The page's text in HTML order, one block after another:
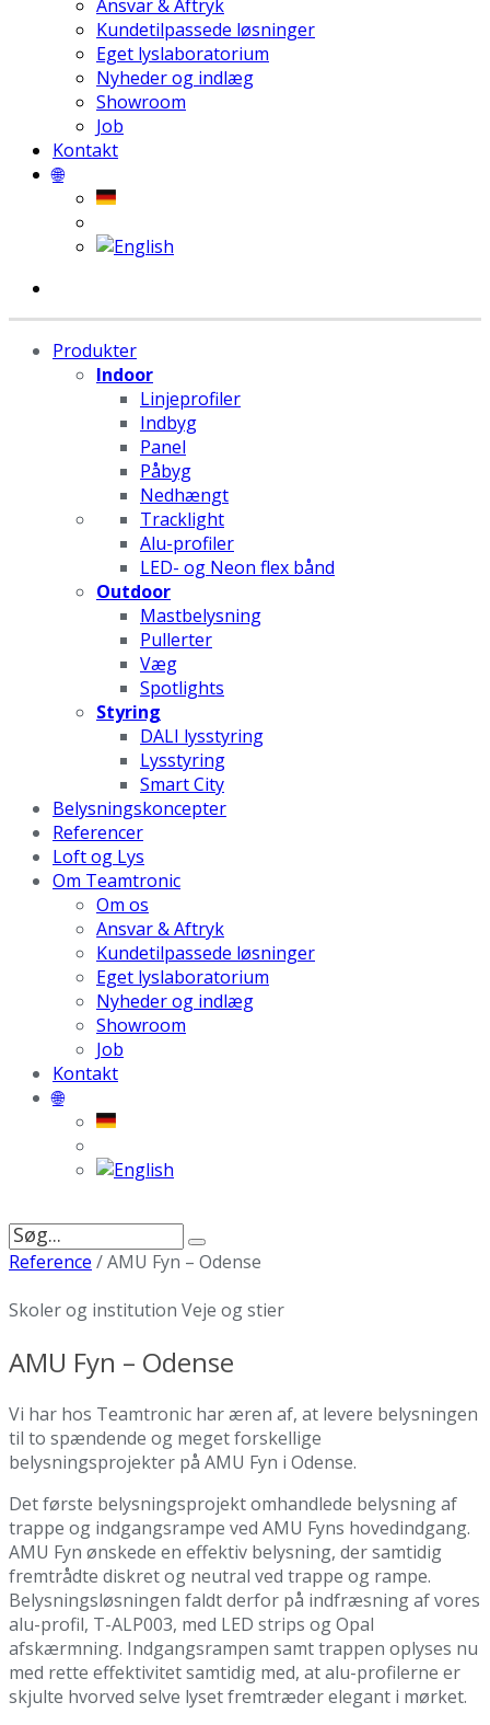
Ansvar & Aftryk
Kundetilpassede løsninger
Eget lyslaboratorium
Nyheder og indlæg
Showroom
Job
Kontakt
🌐
Produkter
Indoor
Linjeprofiler
Indbyg
Panel
Påbyg
Nedhængt
Tracklight
Alu-profiler
LED- og Neon flex bånd
Outdoor
Mastbelysning
Pullerter
Væg
Spotlights
Styring
DALI lysstyring
Lysstyring
Smart City
Belysningskoncepter
Referencer
Loft og Lys
Om Teamtronic
Om os
Ansvar & Aftryk
Kundetilpassede løsninger
Eget lyslaboratorium
Nyheder og indlæg
Showroom
Job
Kontakt
🌐
Søg
efter:
Reference /AMU Fyn – Odense
Skoler og institution Veje og stier
AMU Fyn – Odense
Vi har hos Teamtronic har æren af, at levere belysningen
til to spændende og meget forskellige
belysningsprojekter på AMU Fyn i Odense.
Det første belysningsprojekt omhandlede belysning af
trappe og indgangsrampe ved AMU Fyns hovedindgang.
AMU Fyn ønskede en effektiv belysning, der samtidig
fremtrådte diskret og neutral ved trappe og rampe.
Belysningsløsningen faldt derfor på indfræsning af vores
alu-profil, T-ALP003, med LED strips og Opal
afskærmning. Indgangsrampen samt trappen oplyses nu
med rette effektivitet samtidig med, at alu-profilerne er
skjulte hvorved selve lyset fremtræder elegant i mørket.